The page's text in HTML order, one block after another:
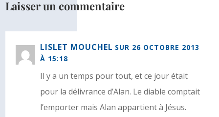
Laisser un commentaire
LISLET MOUCHEL SUR 26 OCTOBRE 2013
À 15:18
Il y a un temps pour tout, et ce jour était
pour la délivrance d’Alan. Le diable comptait
l’emporter mais Alan appartient à Jésus.